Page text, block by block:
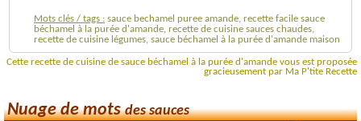
Mots clés / tags : sauce bechamel puree amande, recette facile sauce
béchamel à la purée d'amande, recette de cuisine sauces chaudes,
recette de cuisine légumes, sauce béchamel à la purée d'amande maison
Cette recette de cuisine de sauce béchamel à la purée d'amande vous est proposée
gracieusement par Ma P'tite Recette
Nuage de motsdes sauces